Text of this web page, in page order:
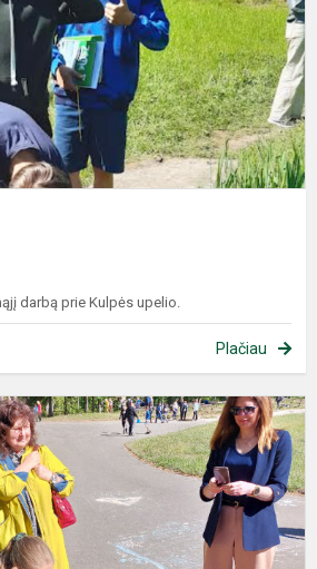
darbą prie Kulpės upelio.
Plačiau